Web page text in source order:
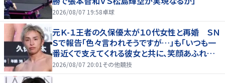
2026/08/07 19:58卓球
元Ｋ-１王者の久保優太が１０代女性と再婚 ＳＮ
Ｓで報告「色々言われそうですが…」も「いつも一
番近くで支えてくれる彼女と共に、笑顔あふれる
家庭を築いていきたい」
2026/08/07 20:01 その他競技